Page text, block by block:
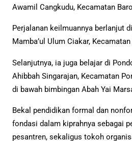
Awamil Cangkudu, Kecamatan
Perjalanan keilmuannya berlanjut
Mamba’ul Ulum Ciakar,
Selanjutnya, ia juga belajar di
Ahibbah Singarajan, Kecamatan
di bawah bimbingan Abah Yai
Bekal pendidikan formal dan
fondasi dalam kiprahnya sebagai
pesantren, sekaligus tokoh